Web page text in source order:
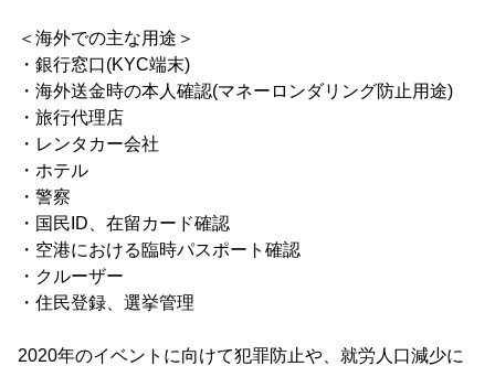
＜海外での主な用途＞
・銀行窓口(KYC端末)
・海外送金時の本人確認(マネーロンダリング防止用途)
・旅行代理店
・レンタカー会社
・ホテル
・警察
・国民ID、在留カード確認
・空港における臨時パスポート確認
・クルーザー
・住民登録、選挙管理
2020年のイベントに向けて犯罪防止や、就労人口減少に